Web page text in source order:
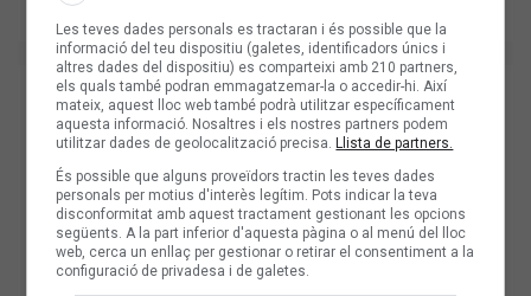
Les teves dades personals es tractaran i és possible que la
informació del teu dispositiu (galetes, identificadors únics i
altres dades del dispositiu) es comparteixi amb 210 partners,
els quals també podran emmagatzemar-la o accedir-hi. Així
mateix, aquest lloc web també podrà utilitzar específicament
aquesta informació. Nosaltres i els nostres partners podem
utilitzar dades de geolocalització precisa. Llista de partners.
És possible que alguns proveïdors tractin les teves dades
personals per motius d'interès legítim. Pots indicar la teva
disconformitat amb aquest tractament gestionant les opcions
següents. A la part inferior d'aquesta pàgina o al menú del lloc
web, cerca un enllaç per gestionar o retirar el consentiment a la
configuració de privadesa i de galetes.